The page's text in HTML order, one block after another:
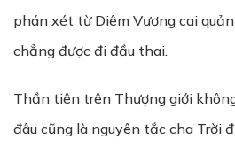
phán xét từ Diêm Vương cai
chẳng được đi đầu thai.
Thần tiên trên Thượng giới
đâu cũng là nguyên tắc cha Trời